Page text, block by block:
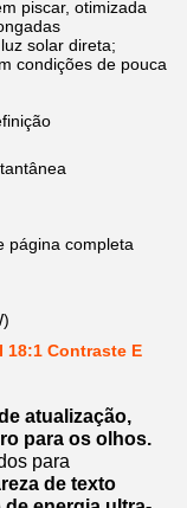
piscar, otimizada
solar direta;
condições de pouca
página completa
18:1 Contraste E
atualização,
para os olhos.
para
de texto